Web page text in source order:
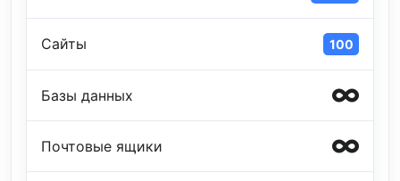
Сайты 100
Базы данных
Почтовые ящики